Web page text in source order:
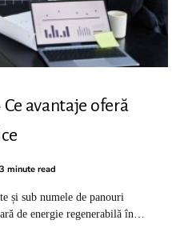
Ce avantaje oferă
3 minute read
și sub numele de panouri
de energie regenerabilă în…